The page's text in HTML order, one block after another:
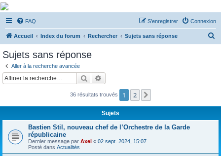
De Musicae Militari -
Forums
Forums de discussions
FAQ Connexion
S’enregistrer
Accueil Index du forum Rechercher Sujets sans réponse
c
Sujets sans réponse
Aller à la recherche avancée
Rechercher
36 résultats trouvés 1 2
Sujets
Bastien Stil, nouveau chef de l’Orchestre de la Garde
républicaine
Dernier message par Axel « 02 sept. 2024, 15:07
Posté dans Actualités